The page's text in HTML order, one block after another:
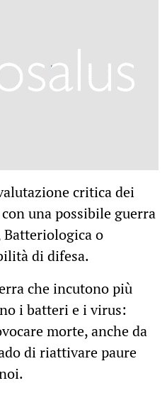
critica dei
una possibile guerra
Batteriologica o
di difesa.
che incutono più
i batteri e i virus:
morte, anche da
di riattivare paure